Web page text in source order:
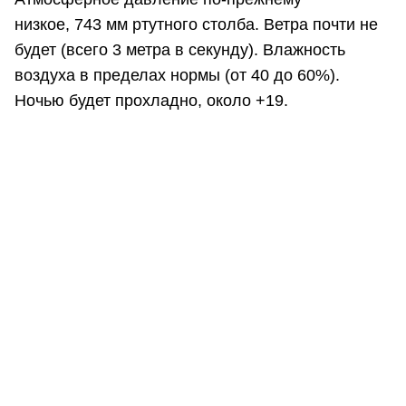
низкое, 743 мм ртутного столба. Ветра почти не
будет (всего 3 метра в секунду). Влажность
воздуха в пределах нормы (от 40 до 60%).
Ночью будет прохладно, около +19.